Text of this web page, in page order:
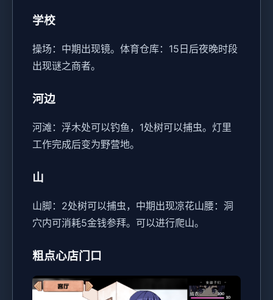
学校
操场：中期出现镜。 体育仓库：15日后夜晚时段
出现谜之商者。
河边
河滩：浮木处可以钓鱼，1处树可以捕虫。灯里
工作完成后变为野营地。
山
山脚：2处树可以捕虫，中期出现凉花山腰：洞
穴内可消耗5金钱参拜。可以进行爬山。
粗点心店门口